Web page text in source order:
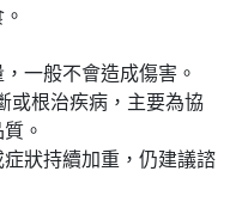
一般不會造成傷害。
或根治疾病，主要為協
。
狀持續加重，仍建議諮